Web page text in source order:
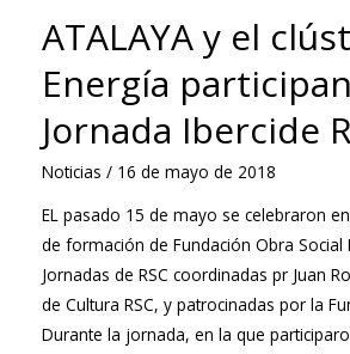
ATALAYA y el
Energía
Jornada Ibercide
Noticias / 16 de mayo de 2018
EL pasado 15 de mayo se celebraron
de formación de Fundación Obra Social
Jornadas de RSC coordinadas pr Juan
de Cultura RSC, y patrocinadas por la
Durante la jornada, en la que